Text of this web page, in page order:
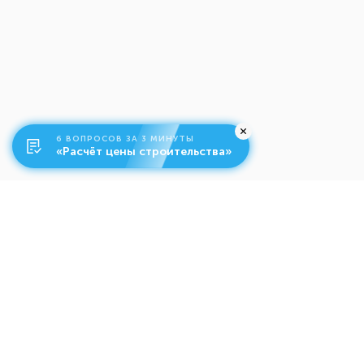
6 ВОПРОСОВ ЗА 3 МИНУТЫ
«Расчёт цены строительства»